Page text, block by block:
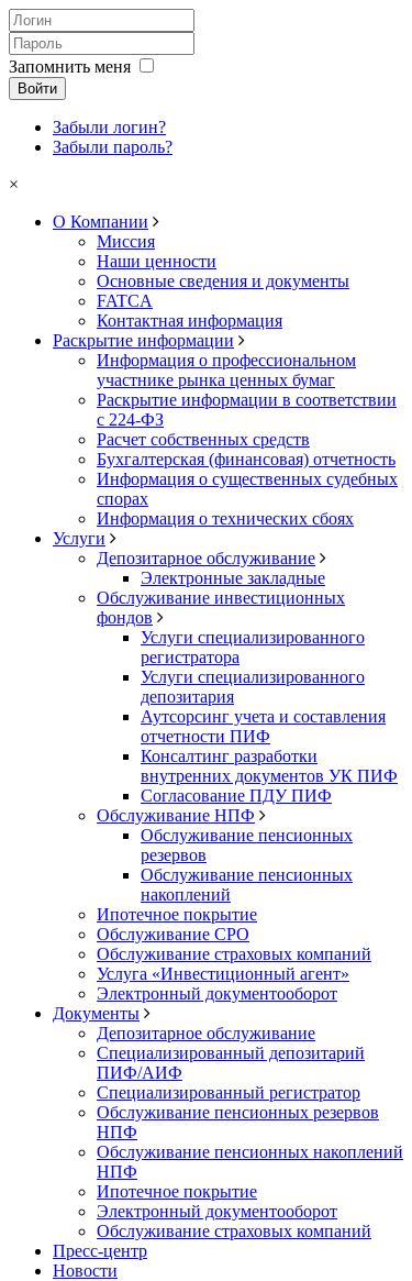
Запомнить меня
Войти
Забыли логин?
Забыли пароль?
×
О Компании
Миссия
Наши ценности
Основные сведения и документы
FATCA
Контактная информация
Раскрытие информации
Информация о профессиональном
участнике рынка ценных бумаг
Раскрытие информации в соответствии
с 224-ФЗ
Расчет собственных средств
Бухгалтерская (финансовая) отчетность
Информация о существенных судебных
спорах
Информация о технических сбоях
Услуги
Депозитарное обслуживание
Электронные закладные
Обслуживание инвестиционных
фондов
Услуги специализированного
регистратора
Услуги специализированного
депозитария
Аутсорсинг учета и составления
отчетности ПИФ
Консалтинг разработки
внутренних документов УК ПИФ
Согласование ПДУ ПИФ
Обслуживание НПФ
Обслуживание пенсионных
резервов
Обслуживание пенсионных
накоплений
Ипотечное покрытие
Обслуживание СРО
Обслуживание страховых компаний
Услуга «Инвестиционный агент»
Электронный документооборот
Документы
Депозитарное обслуживание
Специализированный депозитарий
ПИФ/АИФ
Специализированный регистратор
Обслуживание пенсионных резервов
НПФ
Обслуживание пенсионных накоплений
НПФ
Ипотечное покрытие
Электронный документооборот
Обслуживание страховых компаний
Пресс-центр
Новости